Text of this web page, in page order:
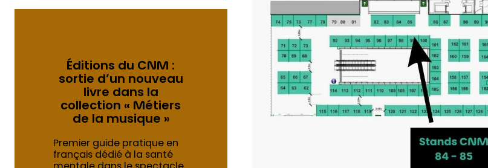
Éditions du CNM :
sortie d’un nouveau
livre dans la
collection « Métiers
de la musique »
Premier guide pratique en
français dédié à la santé